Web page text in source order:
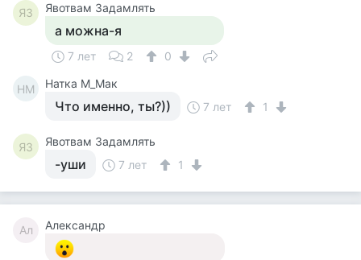
ЯЗ Явотвам Задамлять
а можна-я
7 лет 2 0
НМ Натка М_Мак
Что именно, ты?)) 7 лет 1
ЯЗ Явотвам Задамлять
-уши 7 лет 1
Ал Александр